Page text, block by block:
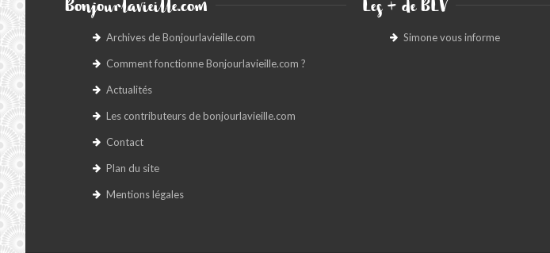
Bonjourlavieille.com
Archives de Bonjourlavieille.com
Comment fonctionne Bonjourlavieille.com ?
Actualités
Les contributeurs de bonjourlavieille.com
Contact
Plan du site
Mentions légales
Les + de BLV
Simone vous informe